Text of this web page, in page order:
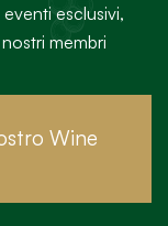
esclusivi,
membri
Wine